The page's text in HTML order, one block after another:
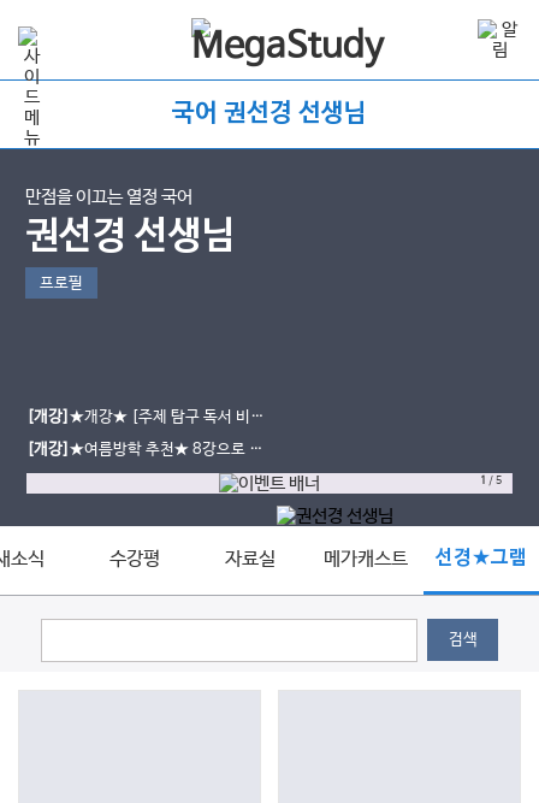
국어 권선경 선생님
만점을 이끄는 열정 국어
권선경 선생님
프로필
[개강]★개강★ [주제 탐구 독서 비
상] 교과서 강좌 개강 완료!
[개강]★여름방학 추천★ 8강으로 시
작하는, 가벼운 비문학 강좌 오픈!
1 /5
소식 수강평 자료실 메가캐스트 선경★그램
검색